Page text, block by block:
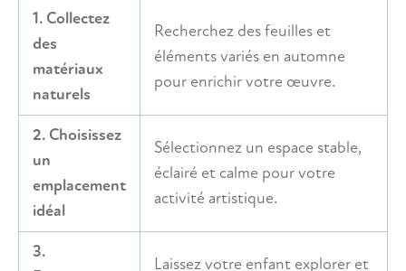
1. Collectez
des
matériaux
naturels
Recherchez des feuilles et
éléments variés en automne
pour enrichir votre œuvre.
2. Choisissez
un
emplacement
idéal
Sélectionnez un espace stable,
éclairé et calme pour votre
activité artistique.
3.
Laissez votre enfant explorer et